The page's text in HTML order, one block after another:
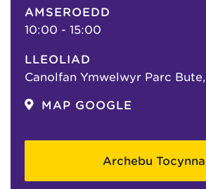
AMSEROEDD
10:00 - 15:00
LLEOLIAD
Canolfan Ymwelwyr Parc
MAP GOOGLE
Archebu